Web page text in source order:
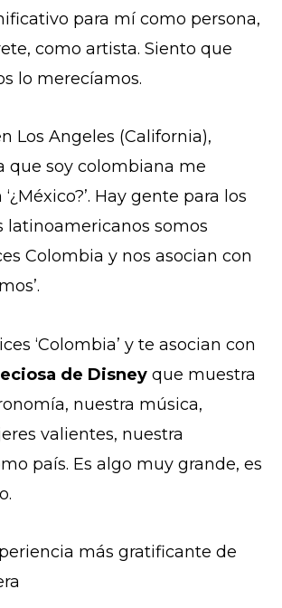
para mí como persona,
como artista. Siento que
lo merecíamos.
Los Angeles (California),
que soy colombiana me
Hay gente para los
latinoamericanos somos
Colombia y nos asocian con
‘Colombia’ y te asocian con
de Disney que muestra
nuestra música,
valientes, nuestra
país. Es algo muy grande, es
más gratificante de